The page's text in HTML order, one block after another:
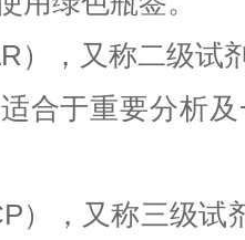
），又称二级试
合于重要分析
），又称三级